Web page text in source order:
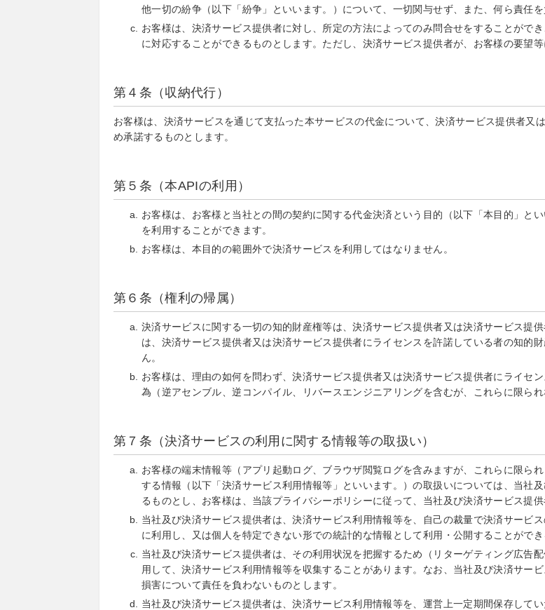
他一切の紛争（以下「紛争」といいます。）について、一切関与せず、また、何ら責任を
お客様は、決済サービス提供者に対し、所定の方法によってのみ問合せをすることがで
に対応することができるものとします。ただし、決済サービス提供者が、お客様の要望
第４条（収納代行）
お客様は、決済サービスを通じて支払った本サービスの代金について、決済サービス提供者又
め承諾するものとします。
第５条（本APIの利用）
お客様は、お客様と当社との間の契約に関する代金決済という目的（以下「本目的」と
を利用することができます。
お客様は、本目的の範囲外で決済サービスを利用してはなりません。
第６条（権利の帰属）
決済サービスに関する一切の知的財産権等は、決済サービス提供者又は決済サービス提
は、決済サービス提供者又は決済サービス提供者にライセンスを許諾している者の知的
ん。
お客様は、理由の如何を問わず、決済サービス提供者又は決済サービス提供者にライセ
為（逆アセンブル、逆コンパイル、リバースエンジニアリングを含むが、これらに限られ
第７条（決済サービスの利用に関する情報等の取扱い）
お客様の端末情報等（アプリ起動ログ、ブラウザ閲覧ログを含みますが、これらに限ら
する情報（以下「決済サービス利用情報等」といいます。）の取扱いについては、当社
るものとし、お客様は、当該プライバシーポリシーに従って、当社及び決済サービス提
当社及び決済サービス提供者は、決済サービス利用情報等を、自己の裁量で決済サービ
に利用し、又は個人を特定できない形での統計的な情報として利用・公開することができ
当社及び決済サービス提供者は、その利用状況を把握するため（リターゲティング広告
用して、決済サービス利用情報等を収集することがあります。なお、当社及び決済サー
損害について責任を負わないものとします。
当社及び決済サービス提供者は、決済サービス利用情報等を、運営上一定期間保存して